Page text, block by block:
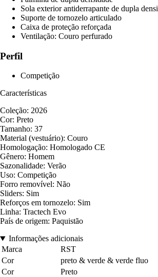
Sola exterior antiderrapante de dupla
Suporte de tornozelo articulado
Caixa de proteção reforçada
Ventilação: Couro perfurado
Perfil
Competição
Características
Coleção: 2026
Cor: Preto
Tamanho: 37
Material (vestuário): Couro
Homologação: Homologado CE
Gênero: Homem
Sazonalidade: Verão
Uso: Competição
Forro removível: Não
Sliders: Sim
Reforços em tornozelo: Sim
Linha: Tractech Evo
País de origem: Paquistão
Informações adicionais
Marca
RST
Cor
preto & verde & verde fluo
Cor
Preto